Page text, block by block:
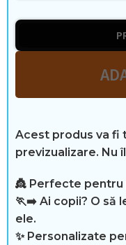
i
p
l
i
b
Acest produs va fi
previzualizare. Nu
👸 Perfecte pentru
🏃‍➡️ Ai copii? O să
ele.
✨ Personalizate